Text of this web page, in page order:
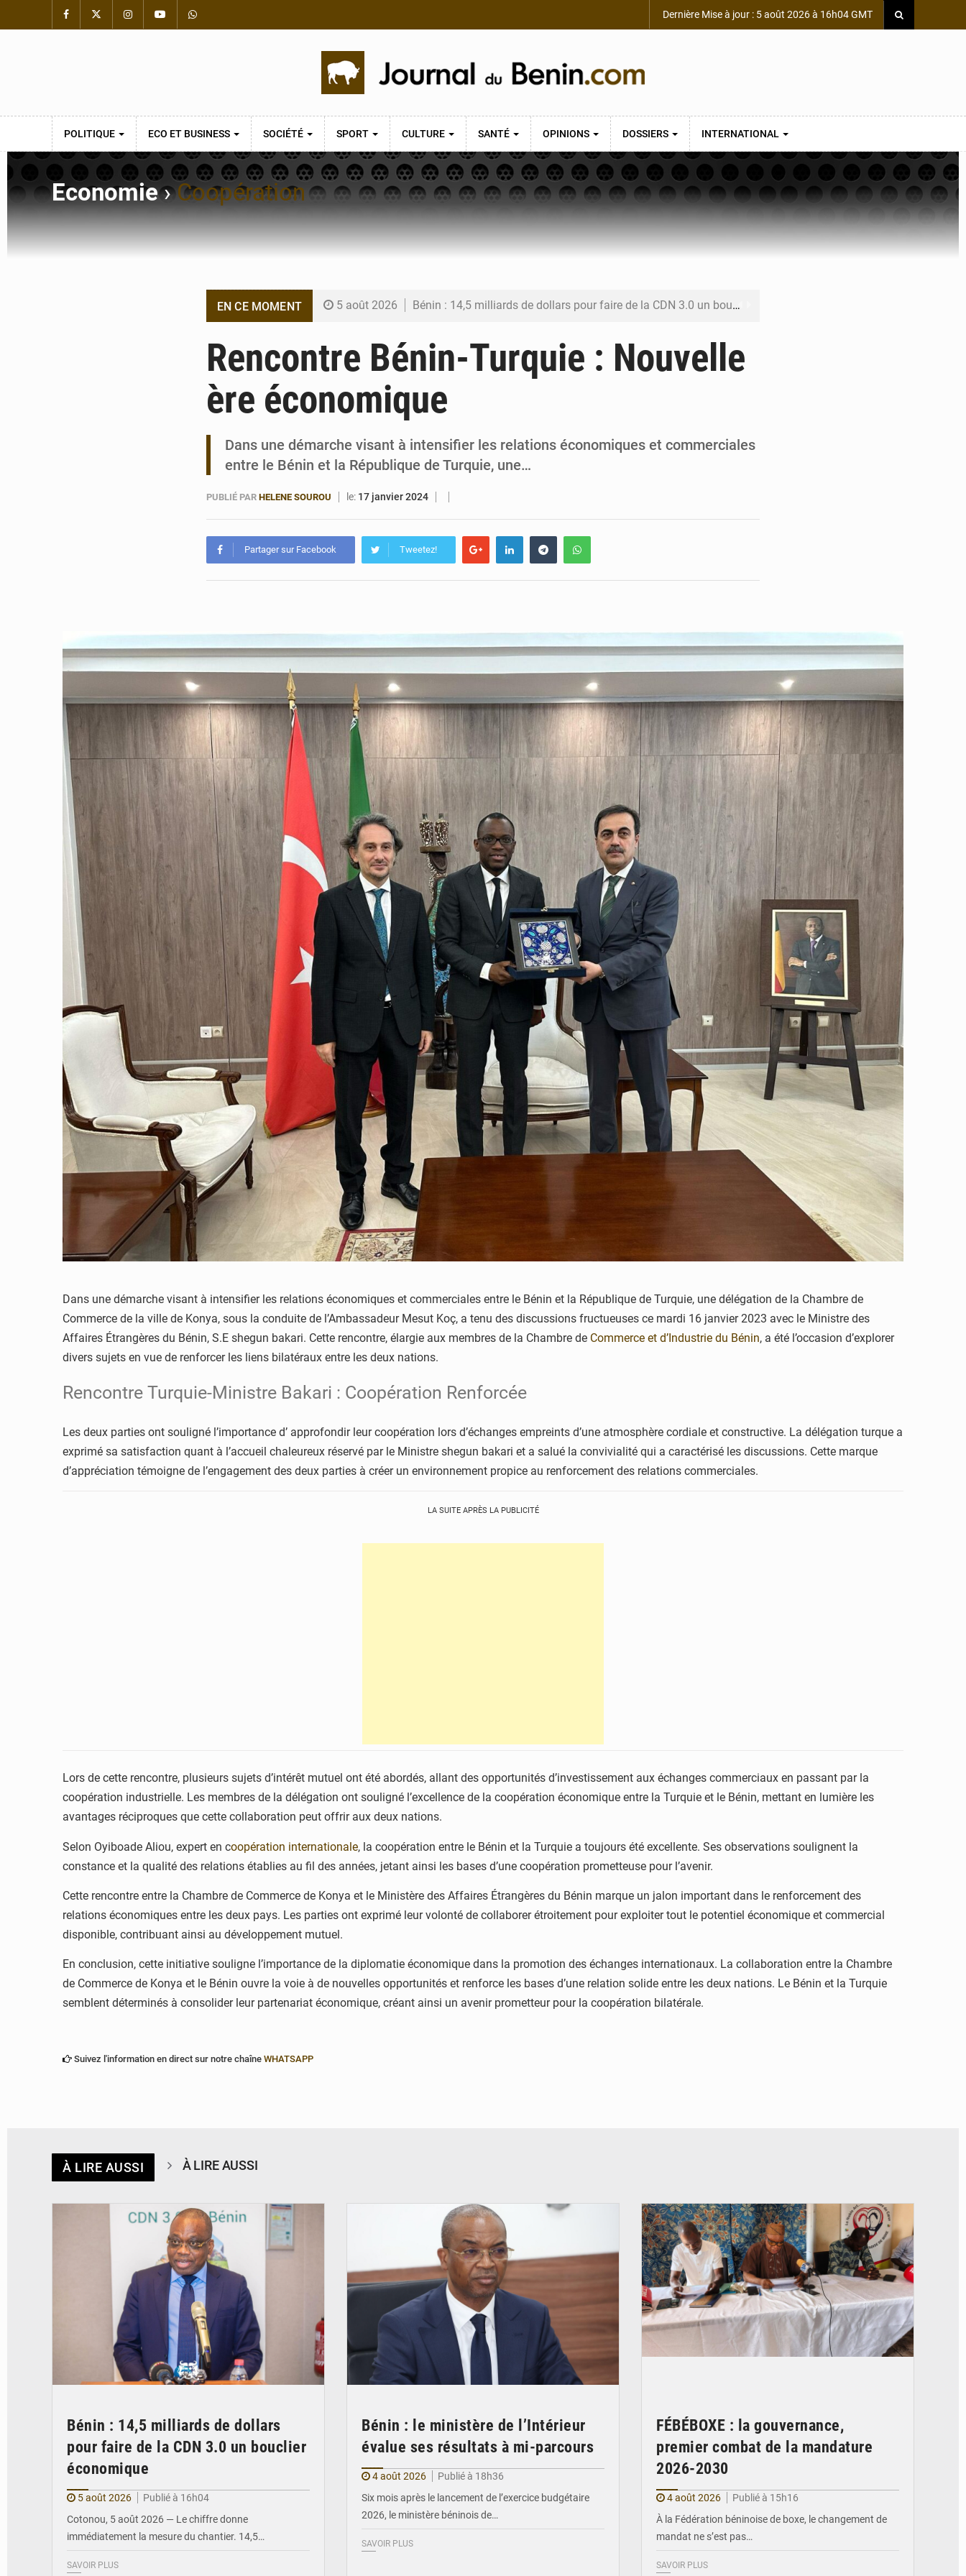
Dernière Mise à jour : 5 août 2026 à 16h04 GMT
POLITIQUE ECO ET BUSINESS SOCIÉTÉ SPORT CULTURE SANTÉ OPINIONS DOSSIERS INTERNATIONAL
Economie›Coopération
EN CE MOMENT 5 août 2026 Bénin : 14,5 milliards de dollars pour faire de la CDN 3.0 un bouclier économique
4 août 2026 FÉBÉBOXE : la gouvernance, premier combat de la mandature 2026-2030
3 août 2026 Valse des entraîneurs en Première Division béninoise
Rencontre Bénin-Turquie : Nouvelle
ère économique
Dans une démarche visant à intensifier les relations économiques et commerciales
entre le Bénin et la République de Turquie, une…
PUBLIÉ PAR HELENE SOUROU le: 17 janvier 2024
Partager sur Facebook Tweetez!
Dans une démarche visant à intensifier les relations économiques et commerciales entre le Bénin et la République de Turquie, une délégation de la Chambre de
Commerce de la ville de Konya, sous la conduite de l’Ambassadeur Mesut Koç, a tenu des discussions fructueuses ce mardi 16 janvier 2023 avec le Ministre des
Affaires Étrangères du Bénin, S.E shegun bakari. Cette rencontre, élargie aux membres de la Chambre de Commerce et d’Industrie du Bénin, a été l’occasion d’explorer
divers sujets en vue de renforcer les liens bilatéraux entre les deux nations.
Rencontre Turquie-Ministre Bakari : Coopération Renforcée
Les deux parties ont souligné l’importance d’ approfondir leur coopération lors d’échanges empreints d’une atmosphère cordiale et constructive. La délégation turque a
exprimé sa satisfaction quant à l’accueil chaleureux réservé par le Ministre shegun bakari et a salué la convivialité qui a caractérisé les discussions. Cette marque
d’appréciation témoigne de l’engagement des deux parties à créer un environnement propice au renforcement des relations commerciales.
LA SUITE APRÈS LA PUBLICITÉ
Lors de cette rencontre, plusieurs sujets d’intérêt mutuel ont été abordés, allant des opportunités d’investissement aux échanges commerciaux en passant par la
coopération industrielle. Les membres de la délégation ont souligné l’excellence de la coopération économique entre la Turquie et le Bénin, mettant en lumière les
avantages réciproques que cette collaboration peut offrir aux deux nations.
Selon Oyiboade Aliou, expert en coopération internationale, la coopération entre le Bénin et la Turquie a toujours été excellente. Ses observations soulignent la
constance et la qualité des relations établies au fil des années, jetant ainsi les bases d’une coopération prometteuse pour l’avenir.
Cette rencontre entre la Chambre de Commerce de Konya et le Ministère des Affaires Étrangères du Bénin marque un jalon important dans le renforcement des
relations économiques entre les deux pays. Les parties ont exprimé leur volonté de collaborer étroitement pour exploiter tout le potentiel économique et commercial
disponible, contribuant ainsi au développement mutuel.
En conclusion, cette initiative souligne l’importance de la diplomatie économique dans la promotion des échanges internationaux. La collaboration entre la Chambre
de Commerce de Konya et le Bénin ouvre la voie à de nouvelles opportunités et renforce les bases d’une relation solide entre les deux nations. Le Bénin et la Turquie
semblent déterminés à consolider leur partenariat économique, créant ainsi un avenir prometteur pour la coopération bilatérale.
Suivez l'information en direct sur notre chaîne WHATSAPP
À LIRE AUSSI À LIRE AUSSI
© Ministère du Cadre de Vie et des Transports, chargé du Développement
Bénin : 14,5 milliards de dollars
pour faire de la CDN 3.0 un bouclier
économique
5 août 2026
Publié à 16h04
Cotonou, 5 août 2026 — Le chiffre donne
immédiatement la mesure du chantier. 14,5…
SAVOIR PLUS
Bénin : le ministère de l’Intérieur
évalue ses résultats à mi-parcours
4 août 2026
Publié à 18h36
Six mois après le lancement de l’exercice budgétaire
2026, le ministère béninois de…
SAVOIR PLUS
FÉBÉBOXE : la gouvernance,
premier combat de la mandature
2026-2030
4 août 2026
Publié à 15h16
À la Fédération béninoise de boxe, le changement de
mandat ne s’est pas…
SAVOIR PLUS